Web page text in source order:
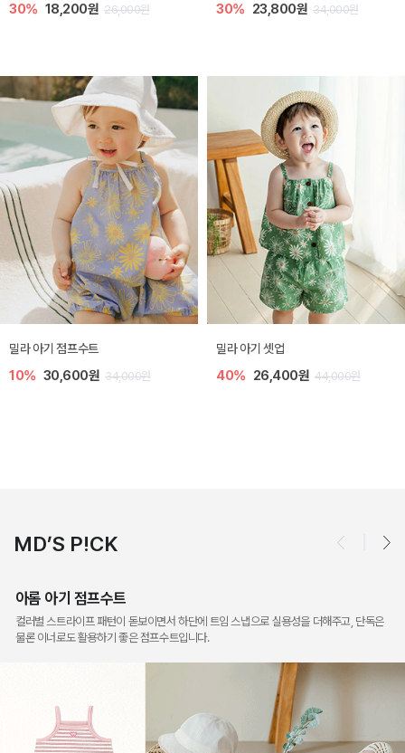
40% 16,200원 27,000원 40% 16,200원 27,000원
토닉 아기 민소매 티셔츠
20% 11,200원 14,000원
베티 니트 아기 민소매 티셔츠
10% 24,300원 27,000원
MD’S P!CK
아롬 아기 점프수트
컬러별 스트라이프 패턴이 돋보이면서 하단에 트임 스냅으로 실용성을 더해주고, 단독은
물론 이너로도 활용하기 좋은 점프수트입니다.